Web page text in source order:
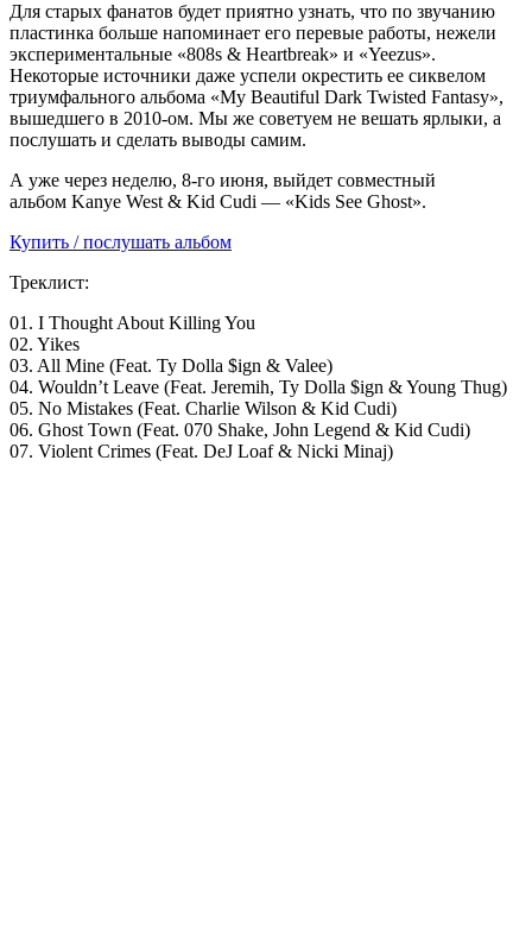
Для старых фанатов будет приятно узнать, что по звучанию
пластинка больше напоминает его перевые работы, нежели
экспериментальные «808s & Heartbreak» и «Yeezus».
Некоторые источники даже успели окрестить ее сиквелом
триумфального альбома «My Beautiful Dark Twisted Fantasy»,
вышедшего в 2010-ом. Мы же советуем не вешать ярлыки, а
послушать и сделать выводы самим.
А уже через неделю, 8-го июня, выйдет совместный
альбом Kanye West & Kid Cudi — «Kids See Ghost».
Купить / послушать альбом
Треклист:
01. I Thought About Killing You
02. Yikes
03. All Mine (Feat. Ty Dolla $ign & Valee)
04. Wouldn’t Leave (Feat. Jeremih, Ty Dolla $ign & Young Thug)
05. No Mistakes (Feat. Charlie Wilson & Kid Cudi)
06. Ghost Town (Feat. 070 Shake, John Legend & Kid Cudi)
07. Violent Crimes (Feat. DeJ Loaf & Nicki Minaj)